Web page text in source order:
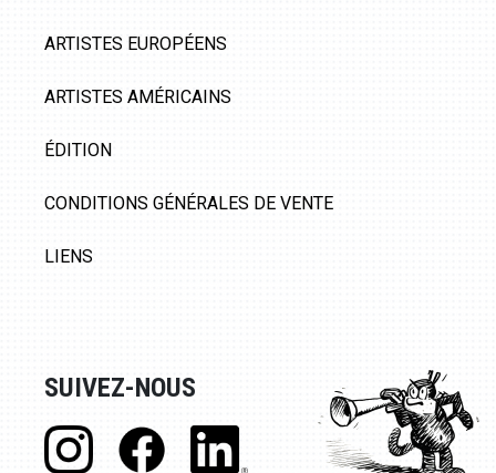
ARTISTES EUROPÉENS
ARTISTES AMÉRICAINS
ÉDITION
CONDITIONS GÉNÉRALES DE VENTE
LIENS
SUIVEZ-NOUS